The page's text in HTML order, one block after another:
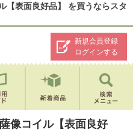
表面良好品】 を買うならスタ
新規会員登録
ログインする
像コイル【表面良好